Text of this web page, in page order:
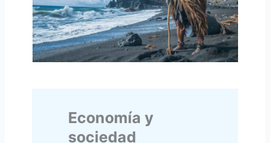
Economía y
sociedad